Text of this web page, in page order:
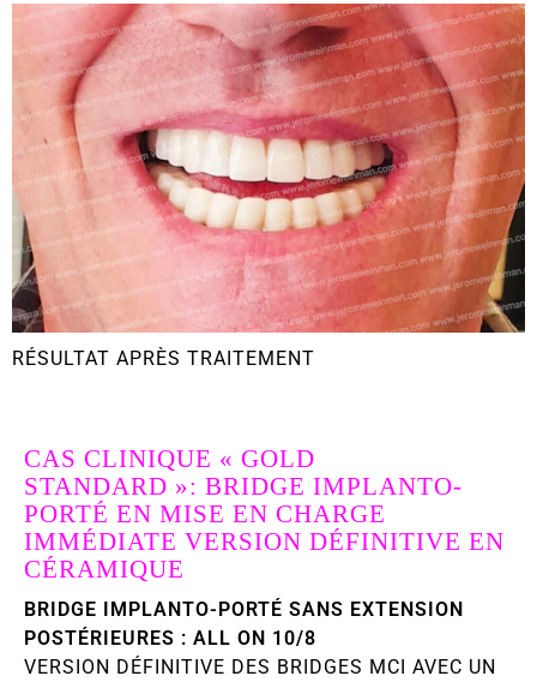
RÉSULTAT APRÈS TRAITEMENT
CAS CLINIQUE « GOLD
STANDARD »: BRIDGE IMPLANTO-
PORTÉ EN MISE EN CHARGE
IMMÉDIATE VERSION DÉFINITIVE EN
CÉRAMIQUE
BRIDGE IMPLANTO-PORTÉ SANS EXTENSION
POSTÉRIEURES : ALL ON 10/8
VERSION DÉFINITIVE DES BRIDGES MCI AVEC UN